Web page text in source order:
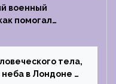
военный
помогал
тела,
в Лондоне в